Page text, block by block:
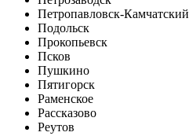
Петропавловск-Камчатский
Подольск
Прокопьевск
Псков
Пушкино
Пятигорск
Раменское
Рассказово
Реутов